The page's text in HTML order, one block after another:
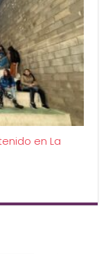
en La